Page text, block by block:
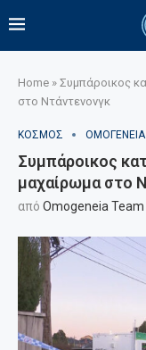
Home » Συμπάροικος
στο Ντάντενονγκ
ΚΟΣΜΟΣ ΟΜΟΓΕΝΕΙΑ
Συμπάροικος
μαχαίρωμα στο
από Omogeneia Team